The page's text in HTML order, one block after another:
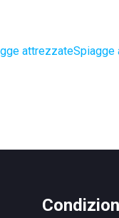
attrezzateSpiagge